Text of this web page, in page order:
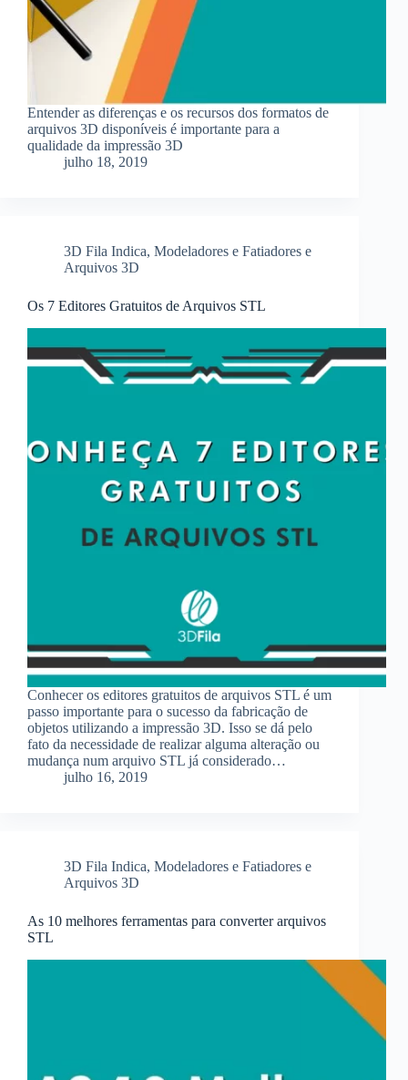
Entender as diferenças e os recursos dos formatos de
arquivos 3D disponíveis é importante para a
qualidade da impressão 3D
julho 18, 2019
3D Fila Indica, Modeladores e Fatiadores e
Arquivos 3D
Os 7 Editores Gratuitos de Arquivos STL
Conhecer os editores gratuitos de arquivos STL é um
passo importante para o sucesso da fabricação de
objetos utilizando a impressão 3D. Isso se dá pelo
fato da necessidade de realizar alguma alteração ou
mudança num arquivo STL já considerado…
julho 16, 2019
3D Fila Indica, Modeladores e Fatiadores e
Arquivos 3D
As 10 melhores ferramentas para converter arquivos
STL